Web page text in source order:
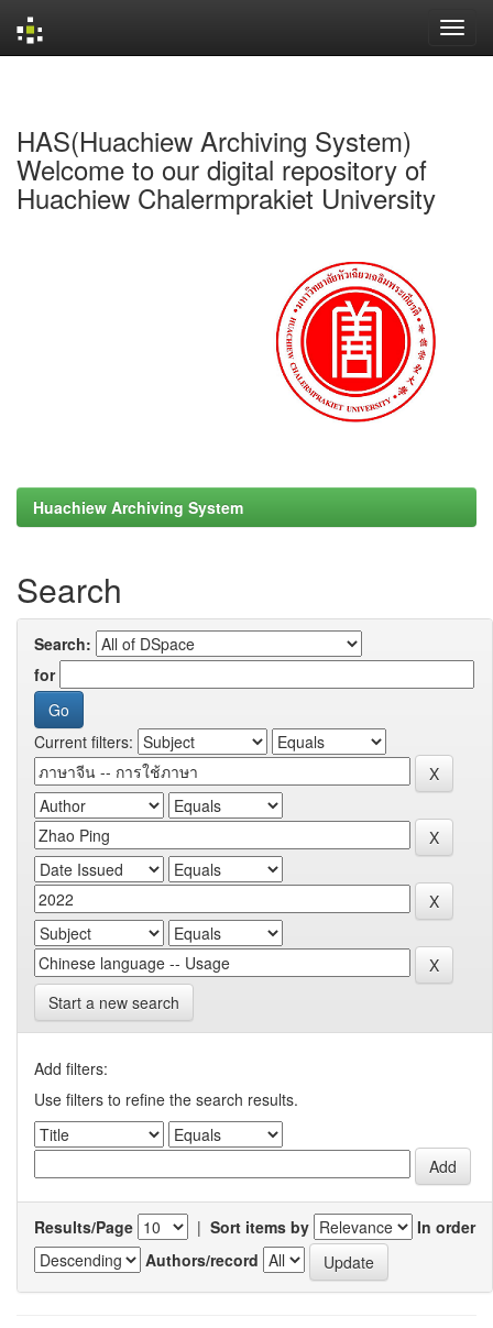
HAS(Huachiew Archiving System)
Welcome to our digital repository of
Huachiew Chalermprakiet University
Huachiew Archiving System
Search
Search:
for
Current filters:
Start a new search
Add filters:
Use filters to refine the search results.
Results/Page | Sort items by
In order
Authors/record